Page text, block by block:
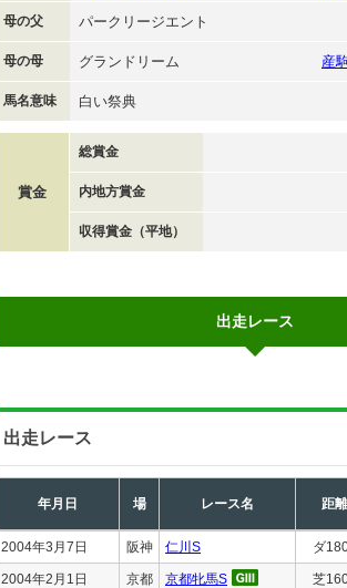
母の父 パークリージエント
母の母 グランドリーム 産
馬名意味 白い祭典
賞金
総賞金
内地方賞金
収得賞金（平地）
出走レース
出走レース
年月日 場 レース名 距離
2004年3月7日 阪神 仁川S ダ
2004年2月1日 京都 京都牝馬S 芝